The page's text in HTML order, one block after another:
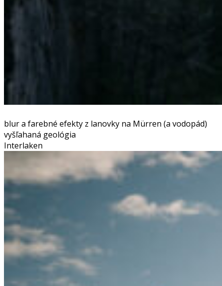
blur a farebné efekty z lanovky na Mürren (a vodopád)
vyšľahaná geológia
Interlaken